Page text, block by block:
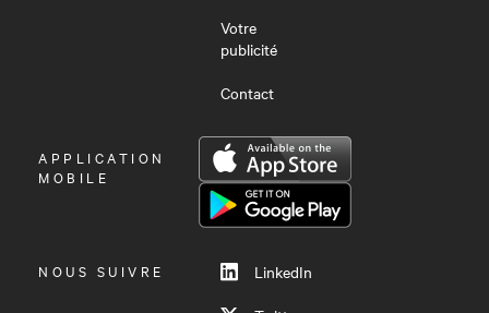
Votre
publicité
Contact
OUVRIR
LE
APPLICATION
MOBILE
NOUS SUIVRE
LinkedIn